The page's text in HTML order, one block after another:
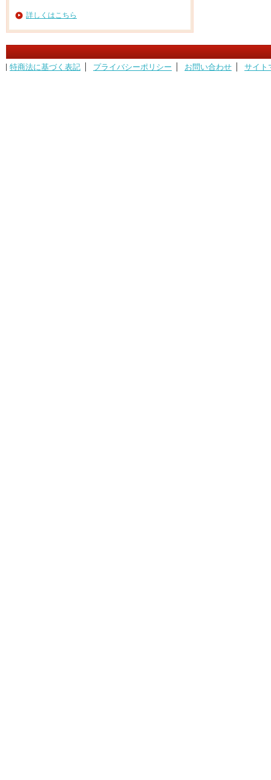
詳しくはこちら
特商法に基づく表記 プライバシーポリシー お問い合わせ サイト